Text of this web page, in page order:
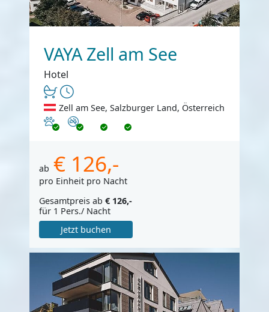
VAYA Zell am See
Hotel
Zell am See, Salzburger Land, Österreich
Haustiere erlaubt
Nichtraucher
ab € 126,-
pro Einheit pro Nacht
Gesamtpreis ab € 126,-
für 1 Pers./ Nacht
Jetzt buchen